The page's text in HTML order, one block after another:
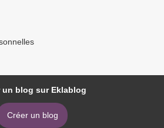
un blog sur Eklablog
Créer un blog